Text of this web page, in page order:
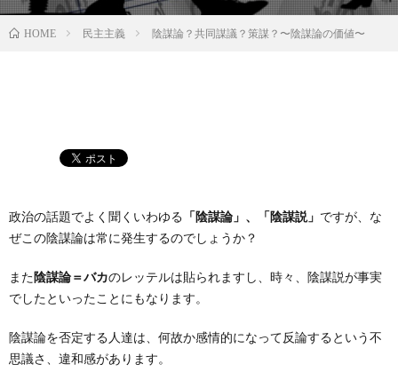
HOME 民主主義 陰謀論？共同謀議？策謀？〜陰謀論の価値〜
政治の話題でよく聞くいわゆる 「陰謀論」、「陰謀説」 ですが、な
ぜこの陰謀論は常に発生するのでしょうか？
また陰謀論＝バカのレッテルは貼られますし、時々、陰謀説が事実
でしたといったことにもなります。
陰謀論を否定する人達は、何故か感情的になって反論するという不
思議さ、違和感があります。